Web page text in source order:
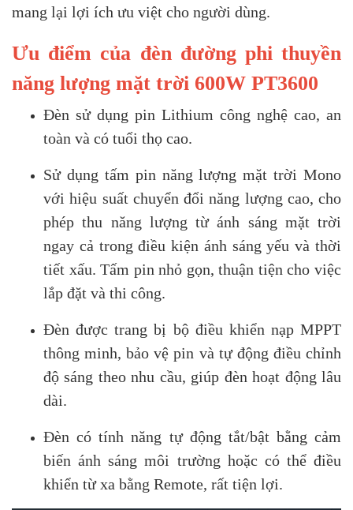
mang lại lợi ích ưu việt cho người dùng.
Ưu điểm của đèn đường phi thuyền
năng lượng mặt trời 600W PT3600
Đèn sử dụng pin Lithium công nghệ cao, an
toàn và có tuổi thọ cao.
Sử dụng tấm pin năng lượng mặt trời Mono
với hiệu suất chuyển đổi năng lượng cao, cho
phép thu năng lượng từ ánh sáng mặt trời
ngay cả trong điều kiện ánh sáng yếu và thời
tiết xấu. Tấm pin nhỏ gọn, thuận tiện cho việc
lắp đặt và thi công.
Đèn được trang bị bộ điều khiển nạp MPPT
thông minh, bảo vệ pin và tự động điều chỉnh
độ sáng theo nhu cầu, giúp đèn hoạt động lâu
dài.
Đèn có tính năng tự động tắt/bật bằng cảm
biến ánh sáng môi trường hoặc có thể điều
khiển từ xa bằng Remote, rất tiện lợi.